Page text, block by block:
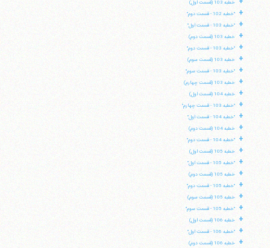
خطبه 103 (قسمت اول)
+ "خطبه 102 - قسمت دوم"
+ "خطبه 103 - قسمت اول"
+ خطبه 103 (قسمت دوم)
+ "خطبه 103 - قسمت دوم"
+ خطبه 103 (قسمت سوم)
+ "خطبه 103 - قسمت سوم"
+ خطبه 103 (قسمت چهارم)
+ خطبه 104 (قسمت اول)
+ "خطبه 103 - قسمت چهارم"
+ "خطبه 104 - قسمت اول"
+ خطبه 104 (قسمت دوم)
+ "خطبه 104 - قسمت دوم"
+ خطبه 105 (قسمت اول)
+ "خطبه 105 - قسمت اول"
+ خطبه 105 (قسمت دوم)
+ "خطبه 105 - قسمت دوم"
+ خطبه 105 (قسمت سوم)
+ "خطبه 105 - قسمت سوم"
+ خطبه 106 (قسمت اول)
+ "خطبه 106 - قسمت اول"
+ خطبه 106 (قسمت دوم)